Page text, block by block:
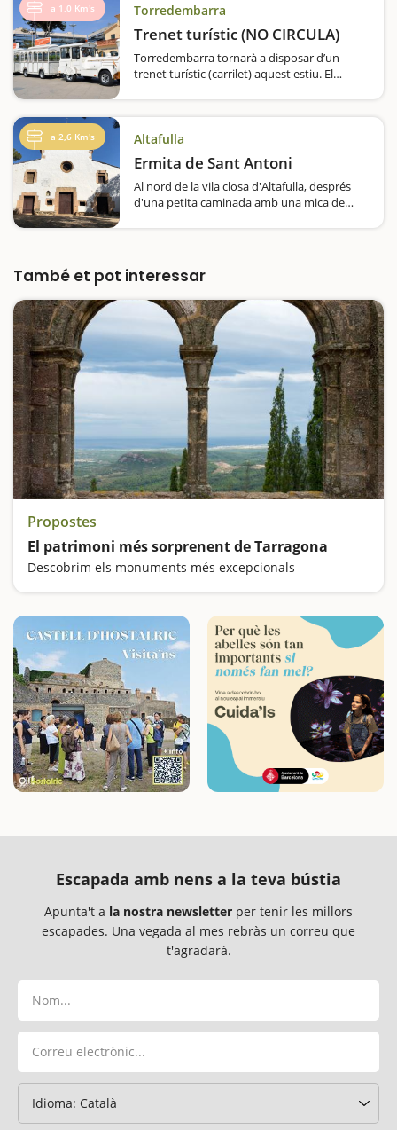
a 1,0 Km's Torredembarra
Trenet turístic (NO CIRCULA)
Torredembarra tornarà a disposar d’un
trenet turístic (carrilet) aquest estiu. El
primera sortida serà a les 10.30 h des de…
a 2,6 Km's Altafulla
Ermita de Sant Antoni
Al nord de la vila closa d'Altafulla, després
d'una petita caminada amb una mica de
També et pot interessar
Propostes
El patrimoni més sorprenent de Tarragona
Descobrim els monuments més excepcionals
Escapada amb nens a la teva bústia
Apunta't a la nostra newsletter per tenir les millors
escapades. Una vegada al mes rebràs un correu que
t'agradarà.